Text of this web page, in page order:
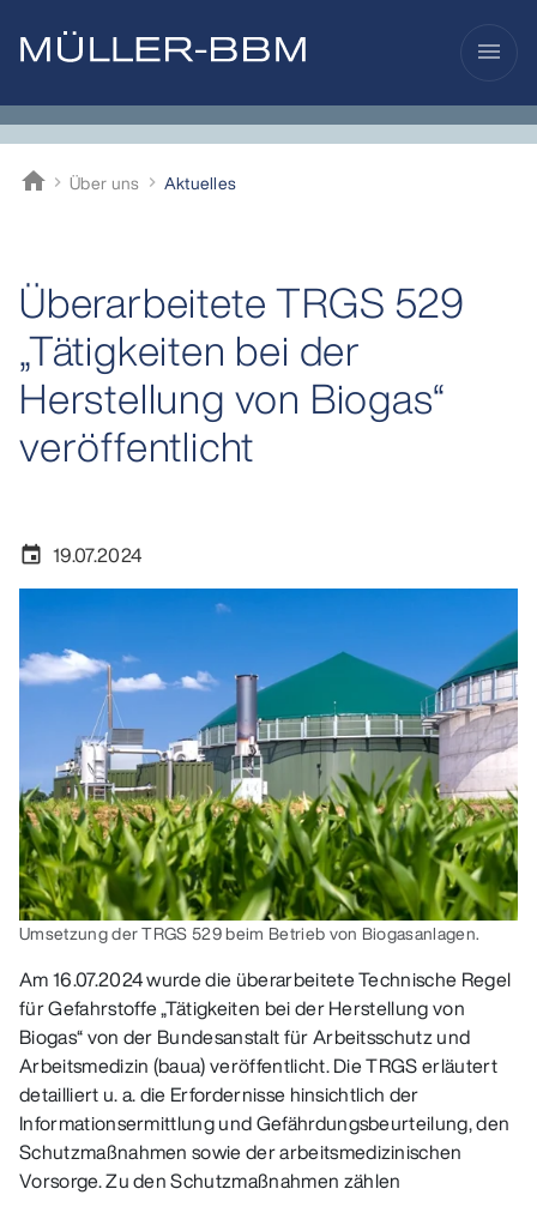
menu
home
Müller-BBMÜber uns Aktuelles
Überarbeitete TRGS 529
„Tätigkeiten bei der
Herstellung von Biogas“
veröffentlicht
event 19.07.2024
Umsetzung der TRGS 529 beim Betrieb von Biogasanlagen.
Am 16.07.2024 wurde die überarbeitete Technische Regel
für Gefahrstoffe „Tätigkeiten bei der Herstellung von
Biogas“ von der Bundesanstalt für Arbeitsschutz und
Arbeitsmedizin (baua) veröffentlicht. Die TRGS erläutert
detailliert u. a. die Erfordernisse hinsichtlich der
Informationsermittlung und Gefährdungsbeurteilung, den
Schutzmaßnahmen sowie der arbeitsmedizinischen
Vorsorge. Zu den Schutzmaßnahmen zählen